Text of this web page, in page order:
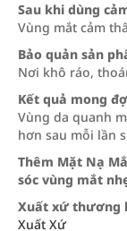
Sau khi dùng
Vùng mắt cảm
Bảo quản sản
Nơi khô ráo,
Kết quả mong
Vùng da quanh
hơn sau mỗi lần
Thêm Mặt Nạ
sóc vùng mắt
Xuất xứ thương
Xuất Xứ